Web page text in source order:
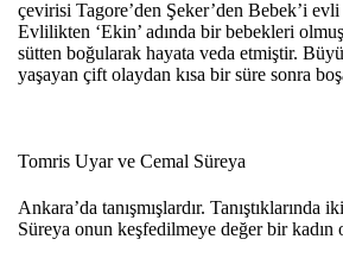
çevirisi Tagore’den Şeker’den Bebek’i evli
Evlilikten ‘Ekin’ adında bir bebekleri
sütten boğularak hayata veda etmiştir.
yaşayan çift olaydan kısa bir süre sonra
Tomris Uyar ve Cemal Süreya
Ankara’da tanışmışlardır.
Süreya onun keşfedilmeye değer bir kadın